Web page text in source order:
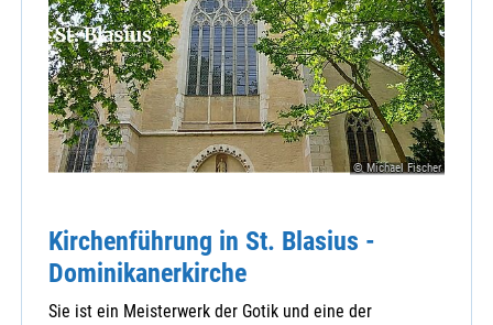
© Michael Fischer
Kirchenführung in St. Blasius -
Dominikanerkirche
Sie ist ein Meisterwerk der Gotik und eine der